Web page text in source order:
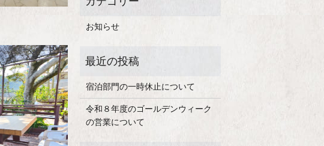
お知らせ
宿泊部門の一時休止について
令和８年度のゴールデンウィーク
の営業について